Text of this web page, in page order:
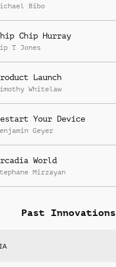
Bibo
Chip Hurray
T Jones
Launch
Whitelaw
Your Device
Geyer
World
Mirzayan
Past Innovations